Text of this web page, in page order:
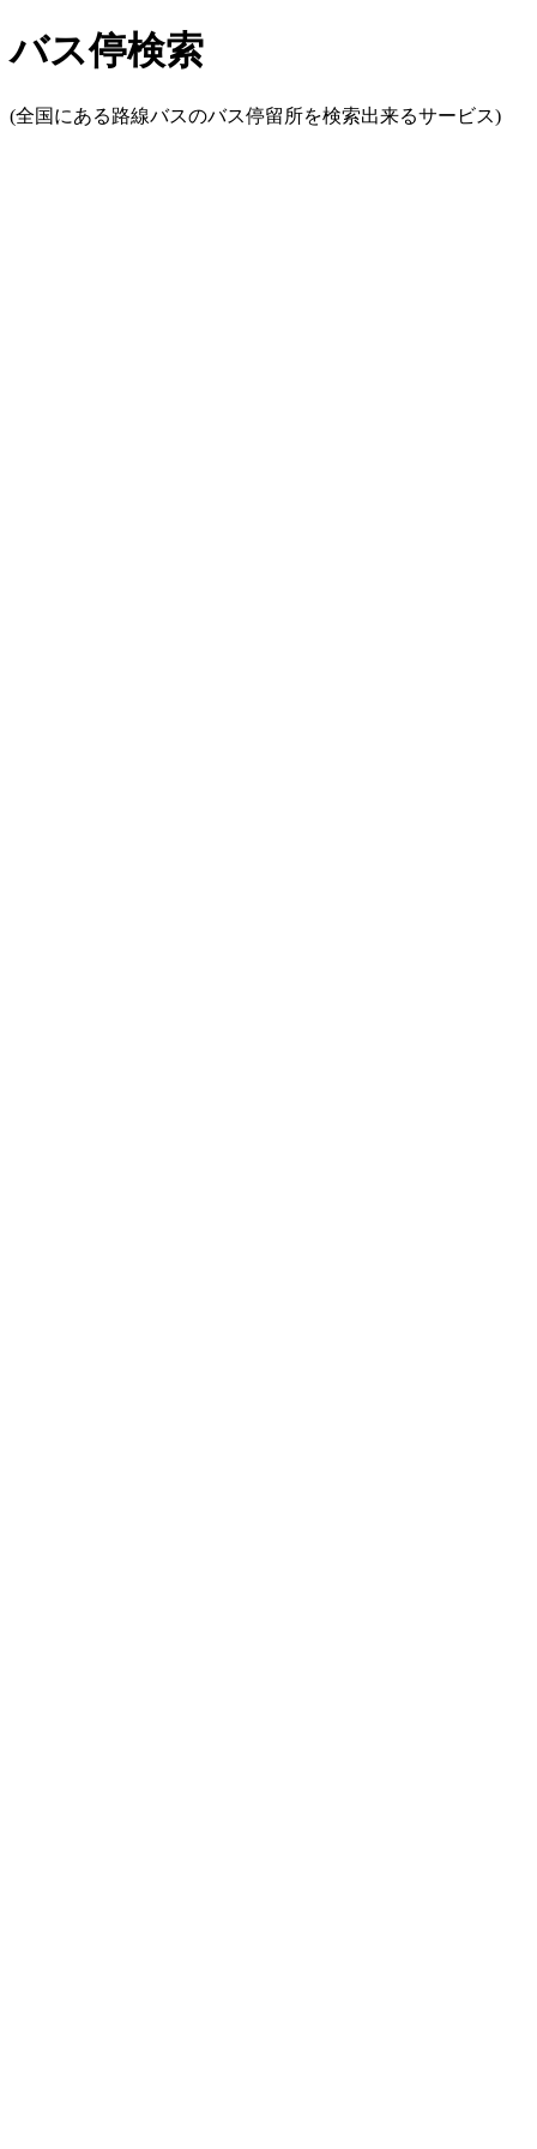
バス停検索
(全国にある路線バスのバス停留所を検索出来るサービス)